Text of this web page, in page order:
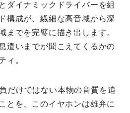
ダイナミックドライバーを組
構成が、繊細な高音域から深
までを完璧に描き出します。
遣いまでが聞こえてくるかの
ィ。
だけではない本物の音質を追
とを、このイヤホンは雄弁に